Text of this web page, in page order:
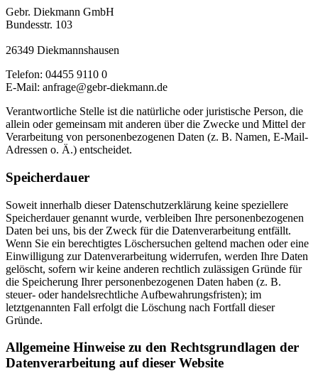
Gebr. Diekmann GmbH
Bundesstr. 103
26349 Diekmannshausen
Telefon: 04455 9110 0
E-Mail: anfrage@gebr-diekmann.de
Verantwortliche Stelle ist die natürliche oder juristische Person, die
allein oder gemeinsam mit anderen über die Zwecke und Mittel der
Verarbeitung von personenbezogenen Daten (z. B. Namen, E-Mail-
Adressen o. Ä.) entscheidet.
Speicherdauer
Soweit innerhalb dieser Datenschutzerklärung keine speziellere
Speicherdauer genannt wurde, verbleiben Ihre personenbezogenen
Daten bei uns, bis der Zweck für die Datenverarbeitung entfällt.
Wenn Sie ein berechtigtes Löschersuchen geltend machen oder eine
Einwilligung zur Datenverarbeitung widerrufen, werden Ihre Daten
gelöscht, sofern wir keine anderen rechtlich zulässigen Gründe für
die Speicherung Ihrer personenbezogenen Daten haben (z. B.
steuer- oder handelsrechtliche Aufbewahrungsfristen); im
letztgenannten Fall erfolgt die Löschung nach Fortfall dieser
Gründe.
Allgemeine Hinweise zu den Rechtsgrundlagen der
Datenverarbeitung auf dieser Website